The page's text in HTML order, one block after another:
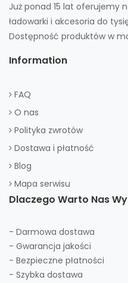
Już ponad 15 lat oferujemy
ładowarki i akcesoria do
Dostępność produktów w
Information
FAQ
O nas
Polityka zwrotów
Dostawa i płatność
Blog
Mapa serwisu
Dlaczego Warto Nas
- Darmowa dostawa
- Gwarancja jakości
- Bezpieczne płatności
- Szybka dostawa